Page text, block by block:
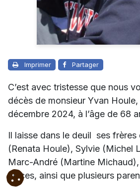
Imprimer Partager
C’est avec tristesse que nous
décès de monsieur Yvan Houle,
décembre 2024, à l’âge de 68
Il laisse dans le deuil ses
(Renata Houle), Sylvie (Michel
Marc-André (Martine
nièces, ainsi que plusieurs